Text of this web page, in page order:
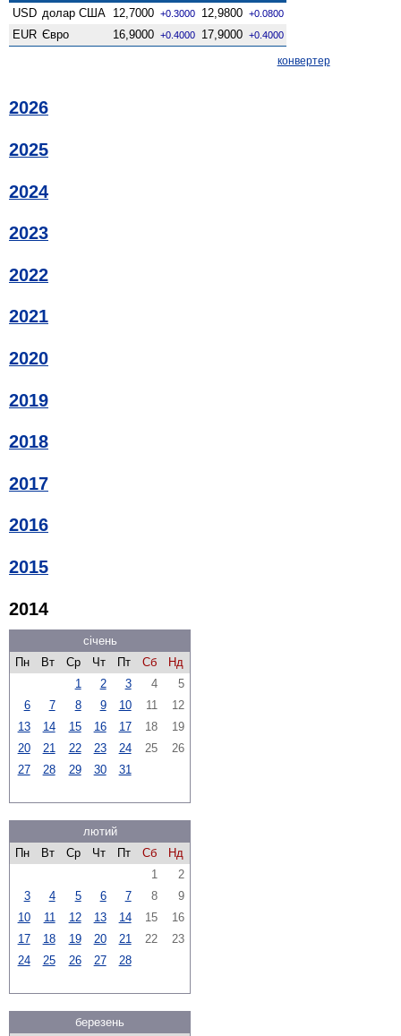
USD долар США 12,7000 +0.3000 12,9800 +0.0800
EUR Євро 16,9000 +0.4000 17,9000 +0.4000
конвертер
2026
2025
2024
2023
2022
2021
2020
2019
2018
2017
2016
2015
2014
січень
Пн
Вт Ср Чт Пт Сб
Нд
1
2 3 4
5
6
7 8 9 10 11
12
13
14 15 16 17 18
19
20
21 22 23 24 25
26
27
28 29 30 31
лютий
Пн
Вт Ср Чт Пт Сб
Нд
1
2
3
4 5 6 7 8
9
10
11 12 13 14 15
16
17
18 19 20 21 22
23
24
25 26 27 28
березень